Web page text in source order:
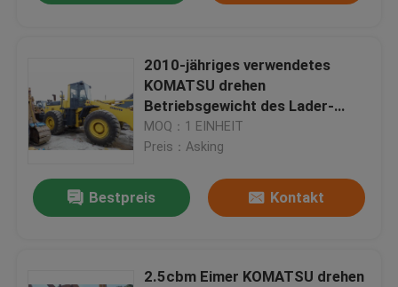
2010-jähriges verwendetes
KOMATSU drehen
Betriebsgewicht des Lader-
WA470-3 4.2cbm des Eimer-
21610kg
MOQ：1 EINHEIT
Preis：Asking
Bestpreis Kontakt
2.5cbm Eimer KOMATSU drehen